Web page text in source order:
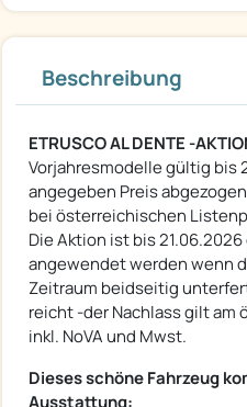
Beschreibung
ETRUSCO AL DENTE -
Vorjahresmodelle gültig bis
angegeben Preis
bei österreichischen
Die Aktion ist bis
angewendet werden wenn
Zeitraum beidseitig
reicht -der Nachlass gilt
inkl. NoVA und Mwst.
Dieses schöne Fahrzeug
Ausstattung: